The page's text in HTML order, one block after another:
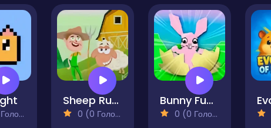
Sheep Rush
0 (0 Голосів)
Bunny Funny
0 (0 Голосів)